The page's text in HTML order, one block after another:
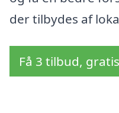
der tilbydes af
Få 3 tilbud,